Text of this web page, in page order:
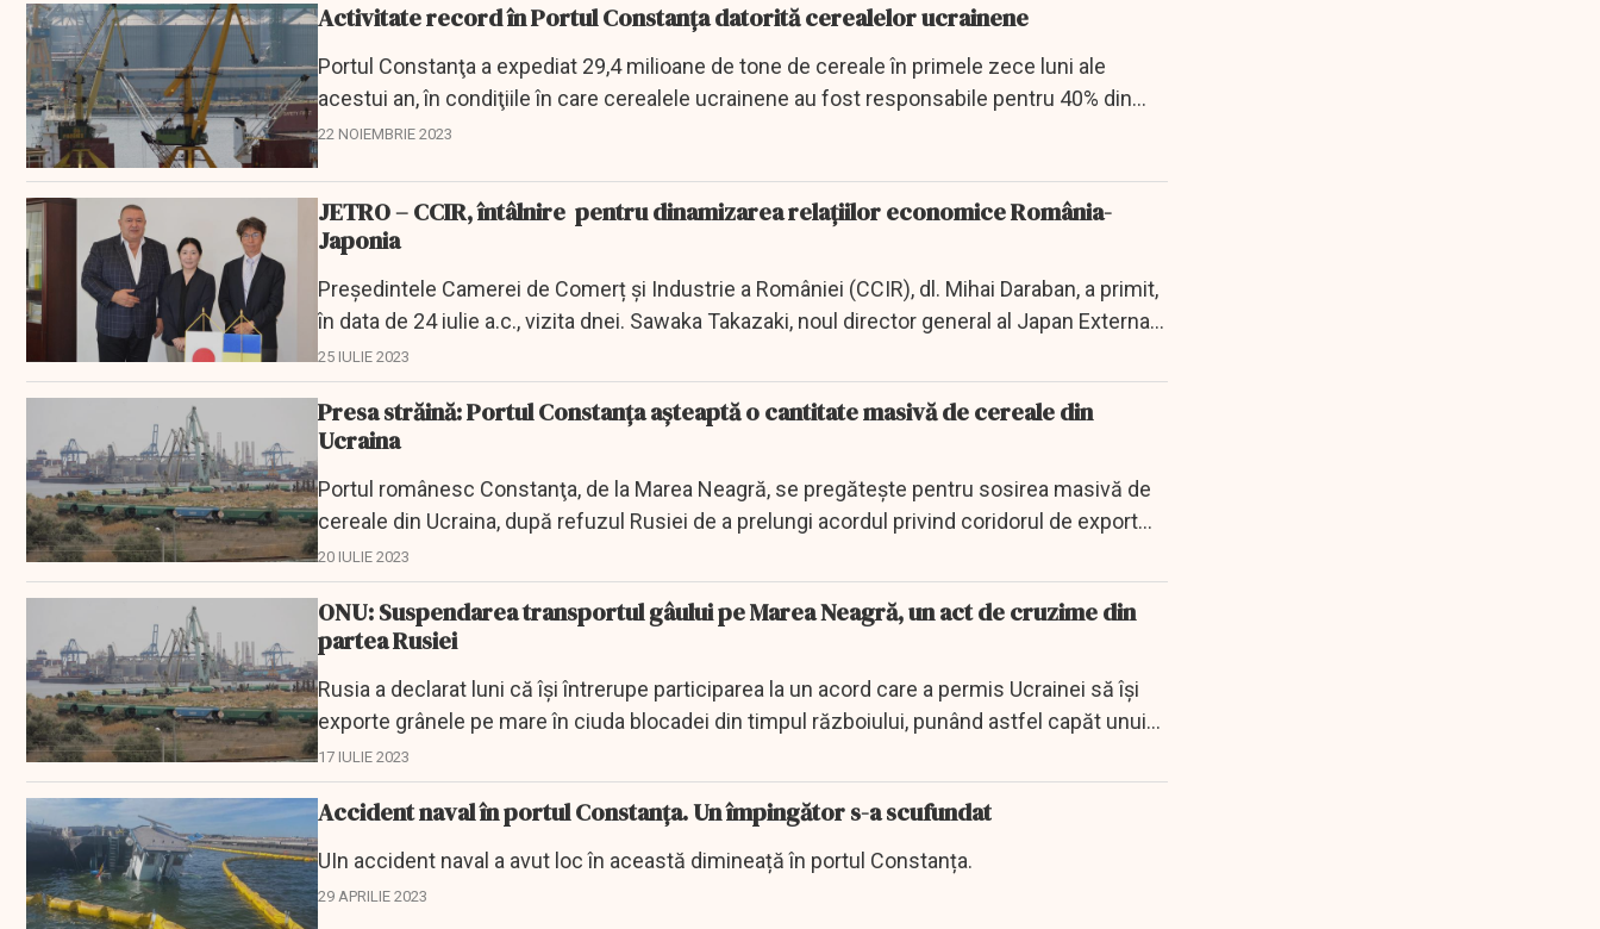
Activitate record în Portul Constanța datorită cerealelor ucrainene
Portul Constanţa a expediat 29,4 milioane de tone de cereale în primele zece luni ale
acestui an, în condiţiile în care cerealele ucrainene au fost responsabile pentru 40% din
volumul total, au...
22 NOIEMBRIE 2023
JETRO – CCIR, întâlnire pentru dinamizarea relațiilor economice România-
Japonia
Președintele Camerei de Comerț și Industrie a României (CCIR), dl. Mihai Daraban, a primit,
în data de 24 iulie a.c., vizita dnei. Sawaka Takazaki, noul director general al Japan External
Trade...
25 IULIE 2023
Presa străină: Portul Constanța aşteaptă o cantitate masivă de cereale din
Ucraina
Portul românesc Constanţa, de la Marea Neagră, se pregăteşte pentru sosirea masivă de
cereale din Ucraina, după refuzul Rusiei de a prelungi acordul privind coridorul de export
mediat de Turcia...
20 IULIE 2023
ONU: Suspendarea transportul gâului pe Marea Neagră, un act de cruzime din
partea Rusiei
Rusia a declarat luni că își întrerupe participarea la un acord care a permis Ucrainei să își
exporte grânele pe mare în ciuda blocadei din timpul războiului, punând astfel capăt unui...
17 IULIE 2023
Accident naval în portul Constanța. Un împingător s-a scufundat
UIn accident naval a avut loc în această dimineață în portul Constanța.
29 APRILIE 2023